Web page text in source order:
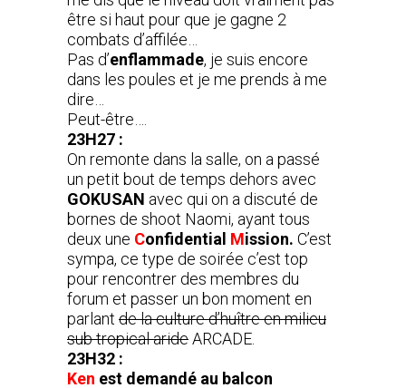
être si haut pour que je gagne 2
combats d’affilée…
Pas d’enflammade, je suis encore
dans les poules et je me prends à me
dire…
Peut-être….
23H27 :
On remonte dans la salle, on a passé
un petit bout de temps dehors avec
GOKUSAN avec qui on a discuté de
bornes de shoot Naomi, ayant tous
deux une Confidential Mission. C’est
sympa, ce type de soirée c’est top
pour rencontrer des membres du
forum et passer un bon moment en
parlant de la culture d’huître en milieu
sub tropical arideARCADE.
23H32 :
Ken est demandé au balcon